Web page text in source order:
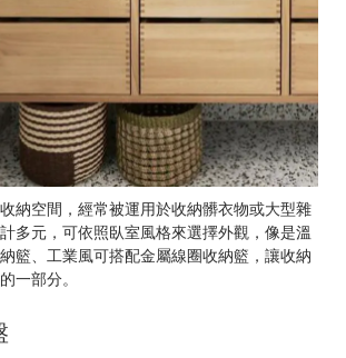
納空間，經常被運用於收納髒衣物或大型雜
多元，可依照臥室風格來選擇外觀，像是溫
籃、工業風可搭配金屬線圈收納籃，讓收納
一部分。